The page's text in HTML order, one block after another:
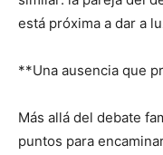
está próxima a dar a
**Una ausencia que
Más allá del debate
puntos para